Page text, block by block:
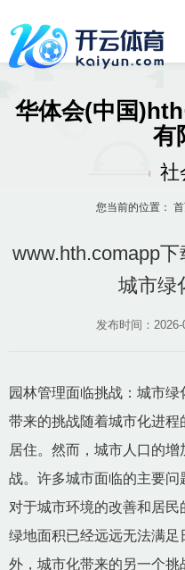
华体会(中国
有
社
您当前的位置：
www.hth.comapp下
城市绿
发布时间：2026-
园林管理面临挑战：城市
带来的挑战随着城市化进
居住。然而，城市人口的
战。许多城市面临的主要
对于城市环境的改善和居
绿地面积已经远远无法满
外，城市化带来的另一个